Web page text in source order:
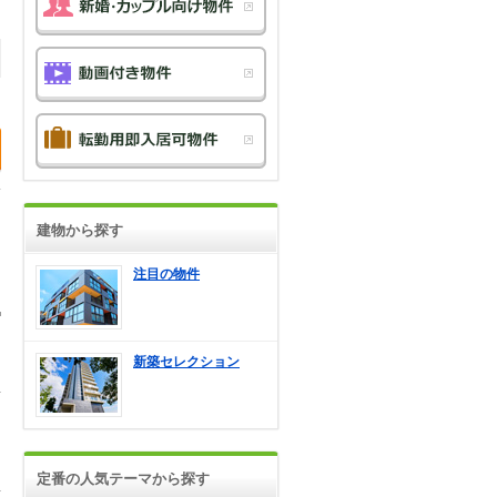
建物から探す
注目の物件
新築セレクション
定番の人気テーマから探す